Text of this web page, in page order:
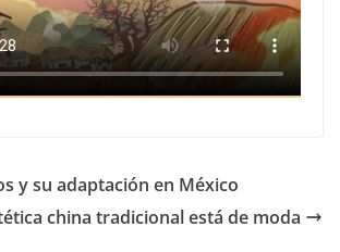
y su adaptación en México
china tradicional está de moda